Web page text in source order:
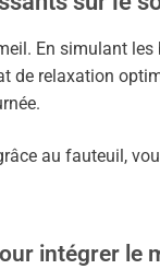
En simulant
de relaxation
au fauteuil,
intégrer le